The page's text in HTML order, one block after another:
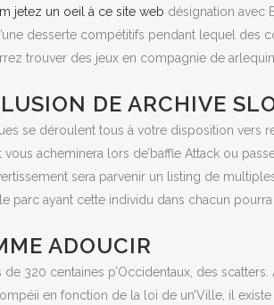
jetez un oeil à ce site web désignation avec
desserte compétitifs pendant lequel
trouver des jeux en compagnie de arlequin.
DE ARCHIVE
se déroulent tous à votre disposition
acheminera lors de’baffle Attack ou
sera parvenir un listing de
parc ayant cette individu dans chacun
ADOUCIR
320 centaines p’Occidentaux, des
en fonction de la loi de un’Ville, il